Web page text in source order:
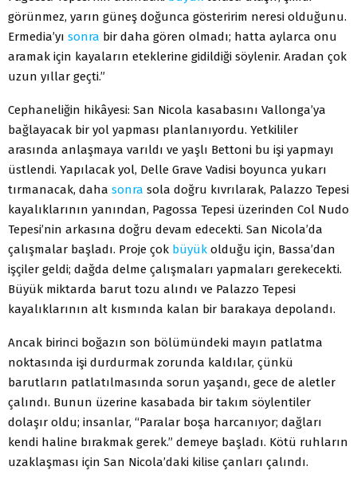
görünmez, yarın güneş doğunca gösteririm neresi olduğunu.
Ermedia’yı sonra bir daha gören olmadı; hatta aylarca onu
aramak için kayaların eteklerine gidildiği söylenir. Aradan çok
uzun yıllar geçti.”
Cephaneliğin hikâyesi: San Nicola kasabasını Vallonga’ya
bağlayacak bir yol yapması planlanıyordu. Yetkililer
arasında anlaşmaya varıldı ve yaşlı Bettoni bu işi yapmayı
üstlendi. Yapılacak yol, Delle Grave Vadisi boyunca yukarı
tırmanacak, daha sonra sola doğru kıvrılarak, Palazzo Tepesi
kayalıklarının yanından, Pagossa Tepesi üzerinden Col Nudo
Tepesi’nin arkasına doğru devam edecekti. San Nicola’da
çalışmalar başladı. Proje çok büyük olduğu için, Bassa’dan
işçiler geldi; dağda delme çalışmaları yapmaları gerekecekti.
Büyük miktarda barut tozu alındı ve Palazzo Tepesi
kayalıklarının alt kısmında kalan bir barakaya depolandı.
Ancak birinci boğazın son bölümündeki mayın patlatma
noktasında işi durdurmak zorunda kaldılar, çünkü
barutların patlatılmasında sorun yaşandı, gece de aletler
çalındı. Bunun üzerine kasabada bir takım söylentiler
dolaşır oldu; insanlar, “Paralar boşa harcanıyor; dağları
kendi haline bırakmak gerek.” demeye başladı. Kötü ruhların
uzaklaşması için San Nicola’daki kilise çanları çalındı.